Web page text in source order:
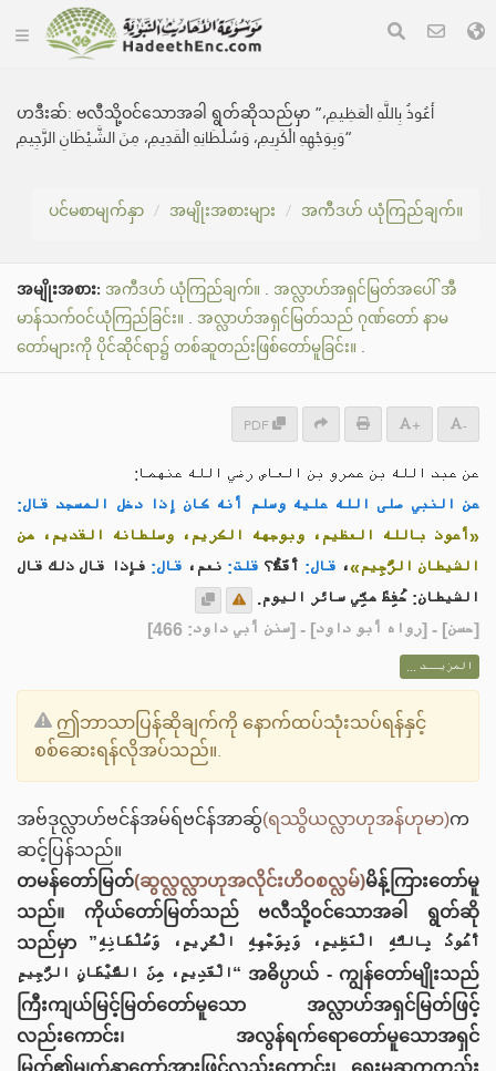
ဟဒီးဆ်:ဗလီသို့ဝင်သောအခါ ရွတ်ဆိုသည်မှာ ”أَعُوذُ بِاللَّهِ الْعَظِيمِ،
وَبِوَجْهِهِ الْكَرِيمِ، وَسُلْطَانِهِ الْقَدِيمِ، مِنَ الشَّيْطَانِ الرَّجِيمِ“
ပင်မစာမျက်နှာ အမျိုးအစားများ အကီဒဟ် ယုံကြည်ချက်။
အမျိုးအစား: အကီဒဟ် ယုံကြည်ချက်။ . အလ္လာဟ်အရှင်မြတ်အပေါ် အီ
မာန်သက်ဝင်ယုံကြည်ခြင်း။ . အလ္လာဟ်အရှင်မြတ်သည် ဂုဏ်တော် နာမ
တော်များကို ပိုင်ဆိုင်ရာ၌ တစ်ဆူတည်းဖြစ်တော်မူခြင်း။ .
PDF + -
عن عبد الله بن عمرو بن العاص رضي الله عنهما:
عن النبي صلى الله عليه وسلم أنه كان إذا دخل المسجد قال:
«أعوذ بالله العظيم، وبوجهه الكريم، وسلطانه القديم، من
الشيطان الرَّجِيم»، قال: أَقَطُّ؟ قلت: نعم، قال: فإذا قال ذلك قال
الشيطان: حُفِظَ منِّي سائر اليوم.
[حسن] - [رواه أبو داود] - [سنن أبي داود: 466]
المزيــد ...
ဤဘာသာပြန်ဆိုချက်ကို နောက်ထပ်သုံးသပ်ရန်နှင့်
စစ်ဆေးရန်လိုအပ်သည်။.
အဗ်ဒုလ္လာဟ်ဗင်န်အမ်ရ်ဗင်န်အာဆ်ွ(ရဿွိယလ္လာဟုအန်ဟုမာ)က
ဆင့်ပြန်သည်။
တမန်တော်မြတ်(ဆွလ္လလ္လာဟုအလိုင်းဟိဝစလ္လမ်)မိန့်ကြားတော်မူ
သည်။ ကိုယ်တော်မြတ်သည် ဗလီသို့ဝင်သောအခါ ရွတ်ဆို
သည်မှာ ”أَعُوذُ بِاللَّهِ الْعَظِيمِ، وَبِوَجْهِهِ الْكَرِيمِ، وَسُلْطَانِهِ
الْقَدِيمِ، مِنَ الشَّيْطَانِ الرَّجِيمِ“ အဓိပ္ပာယ် - ကျွန်တော်မျိုးသည်
ကြီးကျယ်မြင့်မြတ်တော်မူသော အလ္လာဟ်အရှင်မြတ်ဖြင့်
လည်းကောင်း၊ အလွန်ရက်ရောတော်မူသောအရှင်
မြတ်၏မျက်နှာတော်အားဖြင့်လည်းကောင်း၊ ရှေးမဆွကတည်း